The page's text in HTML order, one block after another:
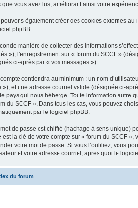
que vous avez lus, améliorant ainsi votre
pouvons également créer des cookies externes
phpBB.
manière de collecter des informations
»), l’enregistrement sur « forum du SCCF »
ci-après par « vos messages »).
contiendra au minimum : un nom
»), et une adresse courriel valide (désignée ci-
pays qui nous héberge. Toute information autre
du SCCF ». Dans tous les cas, vous pouvez
par le logiciel phpBB.
de passe est chiffré (hachage à sens unique)
est la clé de votre compte sur « forum du SCCF
votre mot de passe. Si vous l’oubliez, vous
et votre adresse courriel, après quoi le
du forum